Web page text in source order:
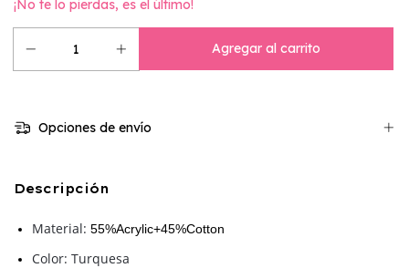
¡No te lo pierdas, es el último!
Opciones de envío
Descripción
Material: 55%Acrylic+45%Cotton
Color: Turquesa